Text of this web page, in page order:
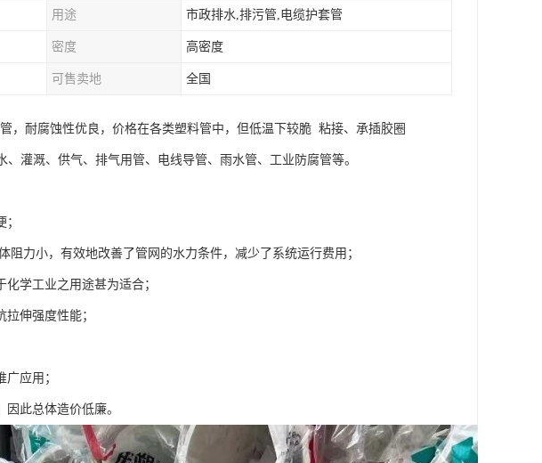
用途 市政排水,排污管,电缆护套管
密度 高密度
可售卖地 全国
，耐腐蚀性优良，价格在各类塑料管中，但低温下较脆 粘接、承插胶圈
灌溉、供气、排气用管、电线导管、雨水管、工业防腐管等。
力小，有效地改善了管网的水力条件，减少了系统运行费用；
学工业之用途甚为适合；
伸强度性能；
应用；
此总体造价低廉。